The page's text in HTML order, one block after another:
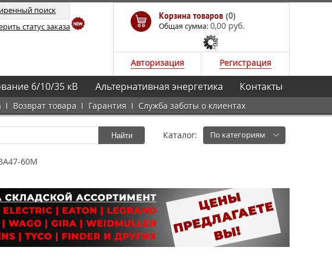
поиск
статус заказа
Корзина товаров (0)
Общая сумма:0,00 руб.
Авторизация Регистрация
Возврат товара Гарантия Служба заботы о клиентах
6/10/35 кВ Альтернативная энергетика Контакты
Найти Каталог: По категориям
60М